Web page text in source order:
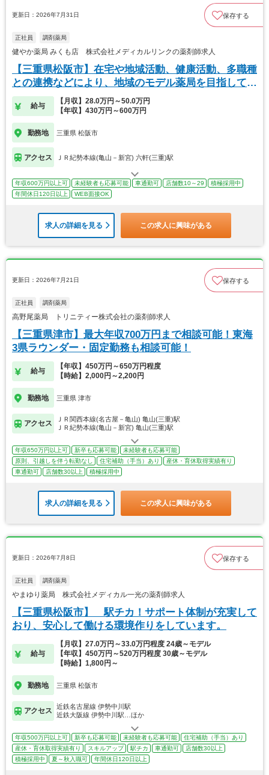
更新日：2026年7月31日 保存する
正社員 調剤薬局
健やか薬局 みくも店 株式会社メディカルリンクの薬剤師求人
【三重県松阪市】在宅や地域活動、健康活動、多職種
との連携などにより、地域のモデル薬局を目指してい
ます
給与
【月収】28.0万円～50.0万円
【年収】430万円～600万円
勤務地 三重県 松阪市
アクセス ＪＲ紀勢本線(亀山－新宮) 六軒(三重)駅
年収600万円以上可 未経験者も応募可能 車通勤可 店舗数10～29
積極採用中
年間休日120日以上
WEB面接OK
求人の詳細を見る この求人に興味がある
更新日：2026年7月21日 保存する
正社員 調剤薬局
高野尾薬局 トリニティー株式会社の薬剤師求人
【三重県津市】最大年収700万円まで相談可能！東海
3県ラウンダー・固定勤務も相談可能！
給与
【年収】450万円～650万円程度
【時給】2,000円～2,200円
勤務地 三重県 津市
アクセス
ＪＲ関西本線(名古屋－亀山) 亀山(三重)駅
ＪＲ紀勢本線(亀山－新宮) 亀山(三重)駅
年収650万円以上可 新卒も応募可能
未経験者も応募可能
原則、引越しを伴う転勤なし
住宅補助（手当）あり
産休・育休取得実績有り
車通勤可
店舗数30以上 積極採用中
求人の詳細を見る この求人に興味がある
更新日：2026年7月8日 保存する
正社員 調剤薬局
やまゆり薬局 株式会社メディカル一光の薬剤師求人
【三重県松阪市】 駅チカ！サポート体制が充実して
おり、安心して働ける環境作りをしています。
給与
【月収】27.0万円～33.0万円程度 24歳～モデル
【年収】450万円～520万円程度 30歳～モデル
【時給】1,800円～
勤務地 三重県 松阪市
アクセス
近鉄名古屋線 伊勢中川駅
近鉄大阪線 伊勢中川駅…ほか
年収500万円以上可 新卒も応募可能 未経験者も応募可能
住宅補助（手当）あり
産休・育休取得実績有り
スキルアップ 駅チカ 車通勤可
店舗数30以上
積極採用中
夏～秋入職可 年間休日120日以上